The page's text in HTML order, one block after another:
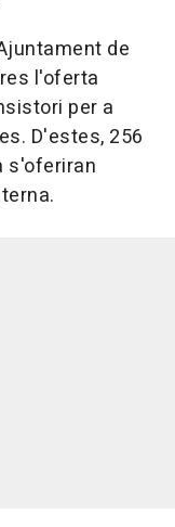
de
l'oferta
per a
D'estes, 256
s'oferiran